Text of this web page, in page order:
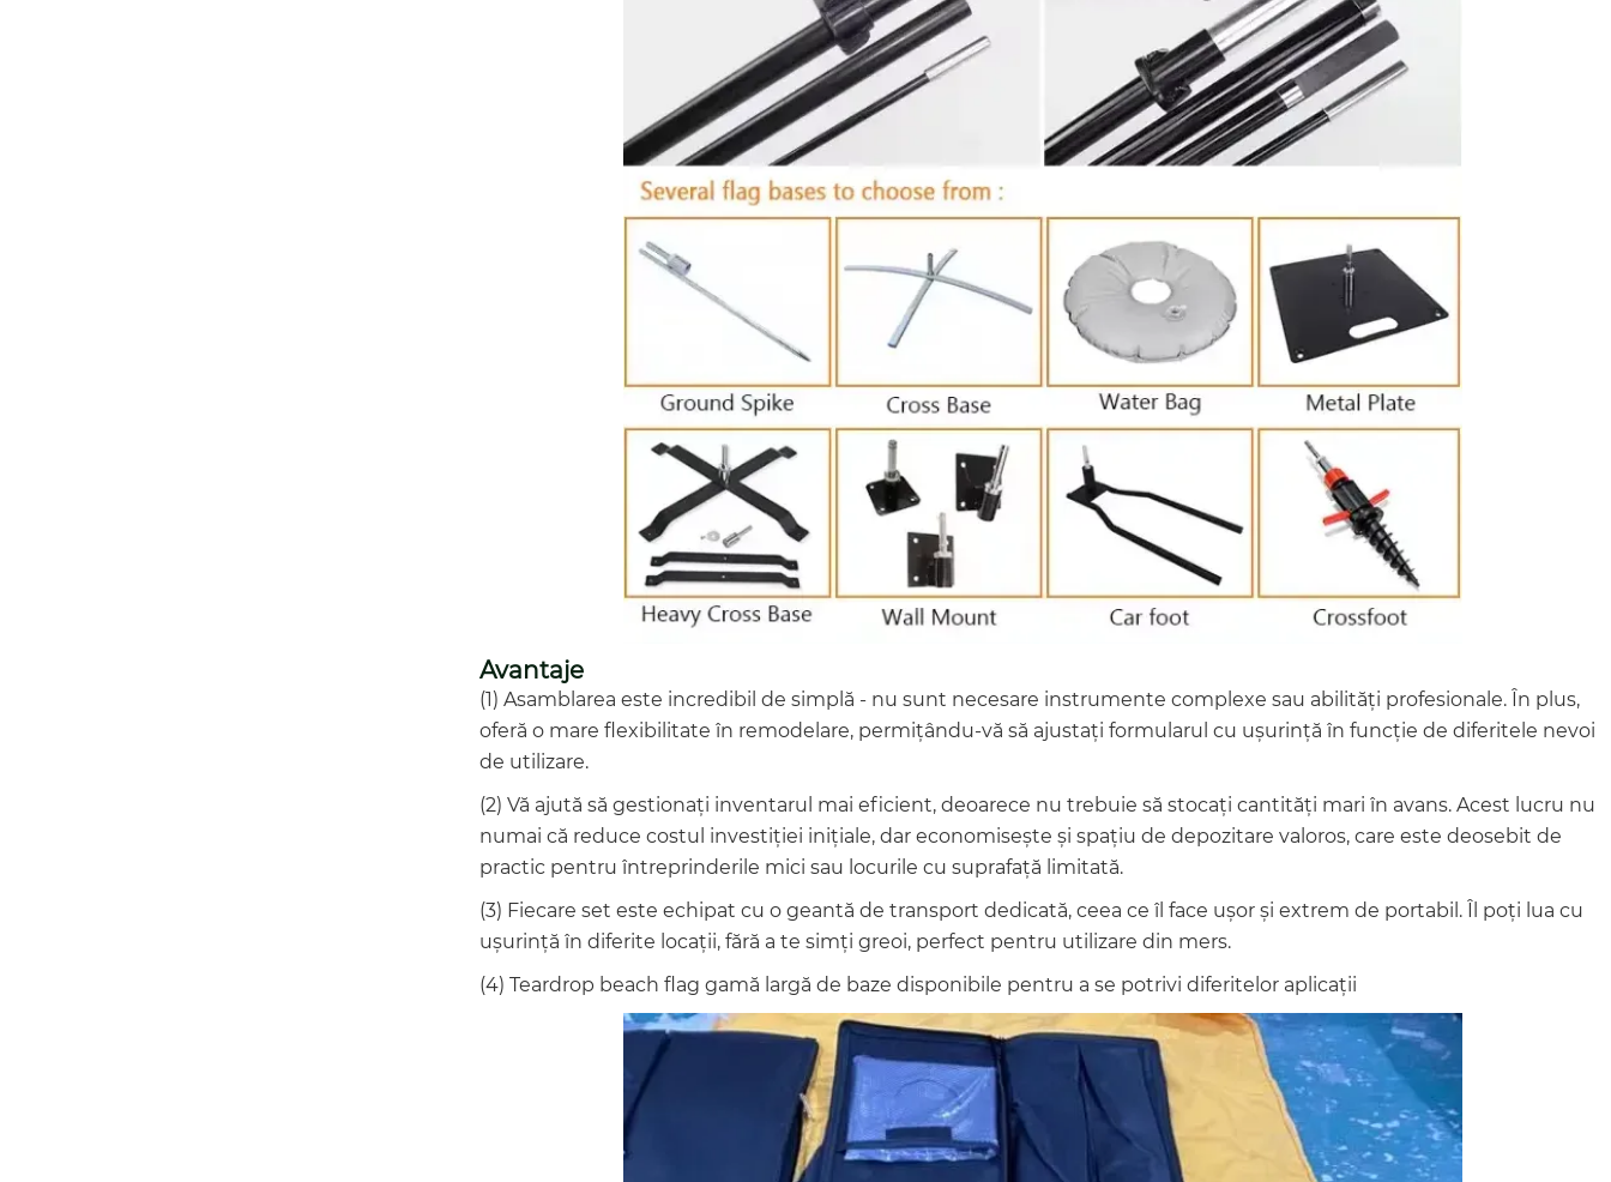
Avantaje
(1) Asamblarea este incredibil de simplă - nu sunt necesare instrumente complexe sau abilități profesionale. În plus,
oferă o mare flexibilitate în remodelare, permițându-vă să ajustați formularul cu ușurință în funcție de diferitele nevoi
de utilizare.
(2) Vă ajută să gestionați inventarul mai eficient, deoarece nu trebuie să stocați cantități mari în avans. Acest lucru nu
numai că reduce costul investiției inițiale, dar economisește și spațiu de depozitare valoros, care este deosebit de
practic pentru întreprinderile mici sau locurile cu suprafață limitată.
(3) Fiecare set este echipat cu o geantă de transport dedicată, ceea ce îl face ușor și extrem de portabil. Îl poți lua cu
ușurință în diferite locații, fără a te simți greoi, perfect pentru utilizare din mers.
(4) Teardrop beach flag gamă largă de baze disponibile pentru a se potrivi diferitelor aplicații